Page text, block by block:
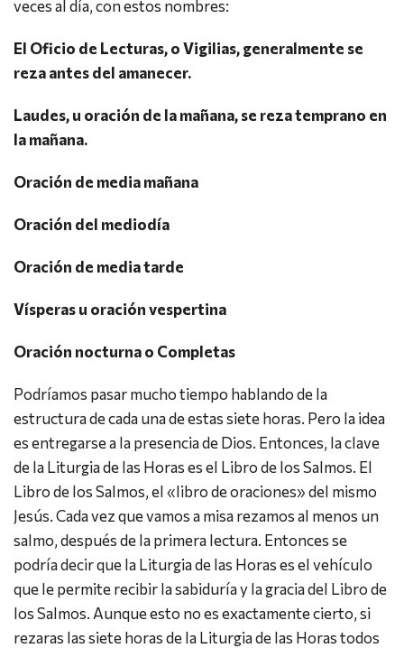
veces al día, con estos nombres:
El Oficio de Lecturas, o Vigilias, generalmente se
reza antes del amanecer.
Laudes, u oración de la mañana, se reza temprano en
la mañana.
Oración de media mañana
Oración del mediodía
Oración de media tarde
Vísperas u oración vespertina
Oración nocturna o Completas
Podríamos pasar mucho tiempo hablando de la
estructura de cada una de estas siete horas. Pero la idea
es entregarse a la presencia de Dios. Entonces, la clave
de la Liturgia de las Horas es el Libro de los Salmos. El
Libro de los Salmos, el «libro de oraciones» del mismo
Jesús. Cada vez que vamos a misa rezamos al menos un
salmo, después de la primera lectura. Entonces se
podría decir que la Liturgia de las Horas es el vehículo
que le permite recibir la sabiduría y la gracia del Libro de
los Salmos. Aunque esto no es exactamente cierto, si
rezaras las siete horas de la Liturgia de las Horas todos